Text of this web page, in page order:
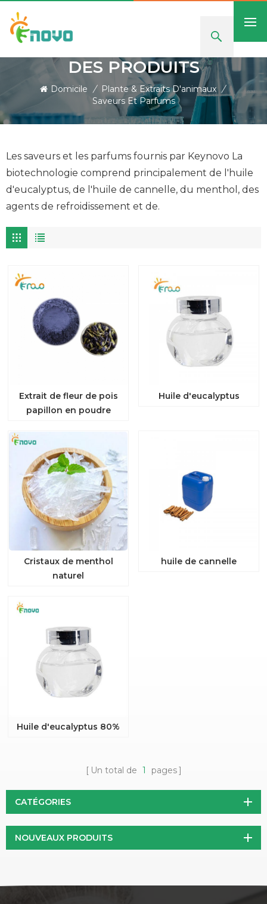
DES PRODUITS
Domicile / Plante & Extraits D'animaux /
Saveurs Et Parfums
Les saveurs et les parfums fournis par Keynovo La
biotechnologie comprend principalement de l'huile
d'eucalyptus, de l'huile de cannelle, du menthol, des
agents de refroidissement et de.
Extrait de fleur de pois
papillon en poudre
Huile d'eucalyptus
Cristaux de menthol
naturel
huile de cannelle
Huile d'eucalyptus 80%
Un total de 1 pages
CATÉGORIES
NOUVEAUX PRODUITS